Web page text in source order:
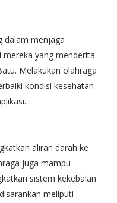
dalam menjaga
yang menderita
Melakukan olahraga
kondisi kesehatan
aliran darah ke
juga mampu
sistem kekebalan
meliputi